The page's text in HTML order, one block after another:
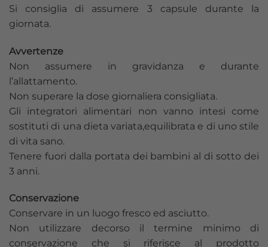
Si consiglia di assumere 3 capsule durante la
giornata.
Avvertenze
Non assumere in gravidanza e durante
l’allattamento.
Non superare la dose giornaliera consigliata.
Gli integratori alimentari non vanno intesi come
sostituti di una dieta variata,equilibrata e di uno stile
di vita sano.
Tenere fuori dalla portata dei bambini al di sotto dei
3 anni.
Conservazione
Conservare in un luogo fresco ed asciutto.
Non utilizzare decorso il termine minimo di
conservazione che si riferisce al prodotto